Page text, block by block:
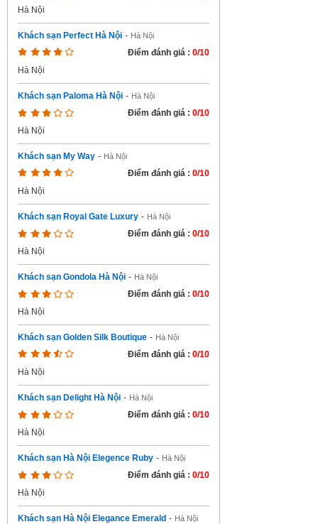
Hà Nội
Khách sạn Perfect Hà Nội - Hà Nội
Điểm đánh giá : 0/10
Hà Nội
Khách sạn Paloma Hà Nội - Hà Nội
Điểm đánh giá : 0/10
Hà Nội
Khách sạn My Way - Hà Nội
Điểm đánh giá : 0/10
Hà Nội
Khách sạn Royal Gate Luxury - Hà Nội
Điểm đánh giá : 0/10
Hà Nội
Khách sạn Gondola Hà Nội - Hà Nội
Điểm đánh giá : 0/10
Hà Nội
Khách sạn Golden Silk Boutique - Hà Nội
Điểm đánh giá : 0/10
Hà Nội
Khách sạn Delight Hà Nội - Hà Nội
Điểm đánh giá : 0/10
Hà Nội
Khách sạn Hà Nội Elegence Ruby - Hà Nội
Điểm đánh giá : 0/10
Hà Nội
Khách sạn Hà Nội Elegance Emerald - Hà Nội